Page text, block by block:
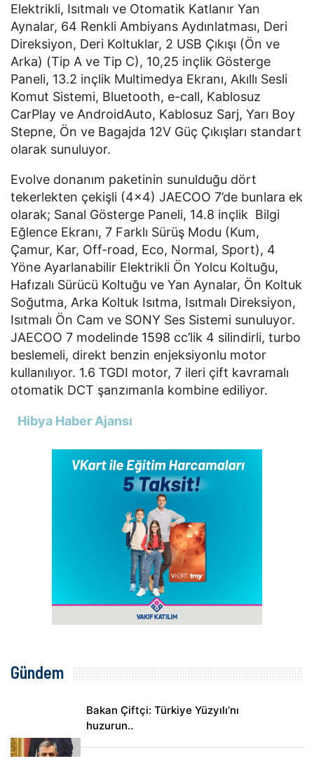
Elektrikli, Isıtmalı ve Otomatik Katlanır Yan
Aynalar, 64 Renkli Ambiyans Aydınlatması, Deri
Direksiyon, Deri Koltuklar, 2 USB Çıkışı (Ön ve
Arka) (Tip A ve Tip C), 10,25 inçlik Gösterge
Paneli, 13.2 inçlik Multimedya Ekranı, Akıllı Sesli
Komut Sistemi, Bluetooth, e-call, Kablosuz
CarPlay ve AndroidAuto, Kablosuz Sarj, Yarı Boy
Stepne, Ön ve Bagajda 12V Güç Çıkışları standart
olarak sunuluyor.
Evolve donanım paketinin sunulduğu dört
tekerlekten çekişli (4x4) JAECOO 7’de bunlara ek
olarak; Sanal Gösterge Paneli, 14.8 inçlik Bilgi
Eğlence Ekranı, 7 Farklı Sürüş Modu (Kum,
Çamur, Kar, Off-road, Eco, Normal, Sport), 4
Yöne Ayarlanabilir Elektrikli Ön Yolcu Koltuğu,
Hafızalı Sürücü Koltuğu ve Yan Aynalar, Ön Koltuk
Soğutma, Arka Koltuk Isıtma, Isıtmalı Direksiyon,
Isıtmalı Ön Cam ve SONY Ses Sistemi sunuluyor.
JAECOO 7 modelinde 1598 cc’lik 4 silindirli, turbo
beslemeli, direkt benzin enjeksiyonlu motor
kullanılıyor. 1.6 TGDI motor, 7 ileri çift kavramalı
otomatik DCT şanzımanla kombine ediliyor.
Hibya Haber Ajansı
Gündem
Bakan Çiftçi: Türkiye Yüzyılı’nı
huzurun..